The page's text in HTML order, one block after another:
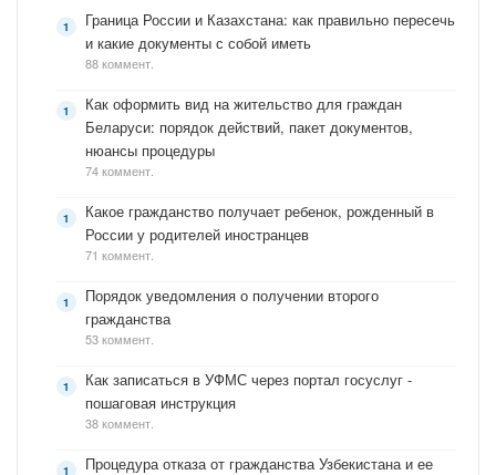
Граница России и Казахстана: как правильно пересечь
и какие документы с собой иметь
88 коммент.
Как оформить вид на жительство для граждан
Беларуси: порядок действий, пакет документов,
нюансы процедуры
74 коммент.
Какое гражданство получает ребенок, рожденный в
России у родителей иностранцев
71 коммент.
Порядок уведомления о получении второго
гражданства
53 коммент.
Как записаться в УФМС через портал госуслуг -
пошаговая инструкция
38 коммент.
Процедура отказа от гражданства Узбекистана и ее